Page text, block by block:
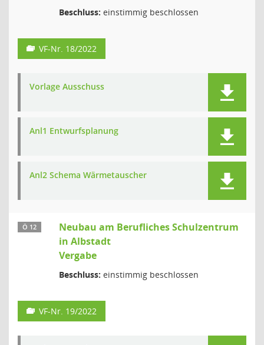
Beschluss: einstimmig beschlossen
VF-Nr. 18/2022
Vorlage Ausschuss
Anl1 Entwurfsplanung
Anl2 Schema Wärmetauscher
Ö 12
Neubau am Berufliches Schulzentrum
in Albstadt
Vergabe
Beschluss: einstimmig beschlossen
VF-Nr. 19/2022